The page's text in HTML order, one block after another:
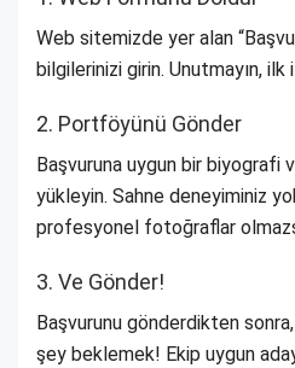
Web sitemizde yer alan
bilgilerinizi girin. Unutmayın,
2. Portföyünü Gönder
Başvuruna uygun bir biyografi
yükleyin. Sahne deneyiminiz
profesyonel fotoğraflar
3. Ve Gönder!
Başvurunu gönderdikten
şey beklemek! Ekip uygun